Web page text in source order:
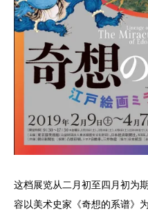
这档展览从二月初至四月初为
容以美术史家《奇想的系谱》